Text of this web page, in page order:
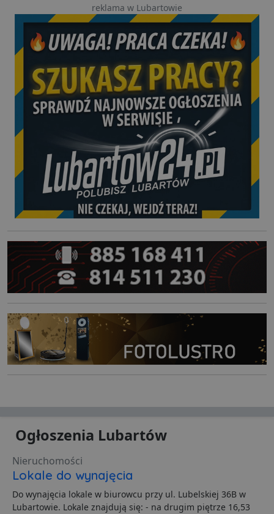
reklama w Lubartowie
Ogłoszenia Lubartów
Nieruchomości
Lokale do wynajęcia
Do wynajęcia lokale w biurowcu przy ul. Lubelskiej 36B w
Lubartowie. Lokale znajdują się: - na drugim piętrze 16,53